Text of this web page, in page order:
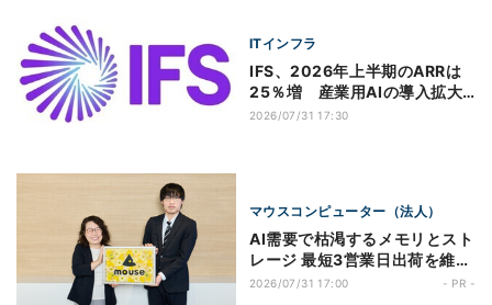
ITインフラ
IFS、2026年上半期のARRは
25％増 産業用AIの導入拡大
で
2026/07/31 17:30
マウスコンピューター（法人）
AI需要で枯渇するメモリとスト
レージ 最短3営業日出荷を維持
するマウスコンピューターの取
2026/07/31 17:00 - PR -